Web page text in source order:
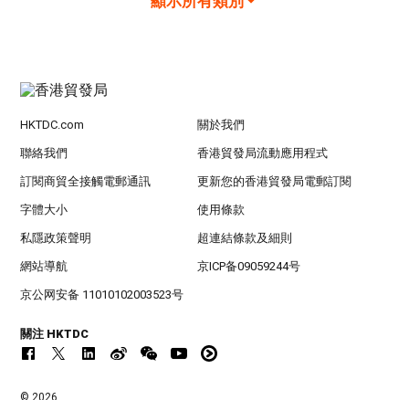
HKTDC.com 關於我們
聯絡我們 香港貿發局流動應用程式
訂閱商貿全接觸電郵通訊 更新您的香港貿發局電郵訂閱
字體大小 使用條款
私隱政策聲明 超連結條款及細則
網站導航 京ICP备09059244号
京公网安备 11010102003523号
關注 HKTDC